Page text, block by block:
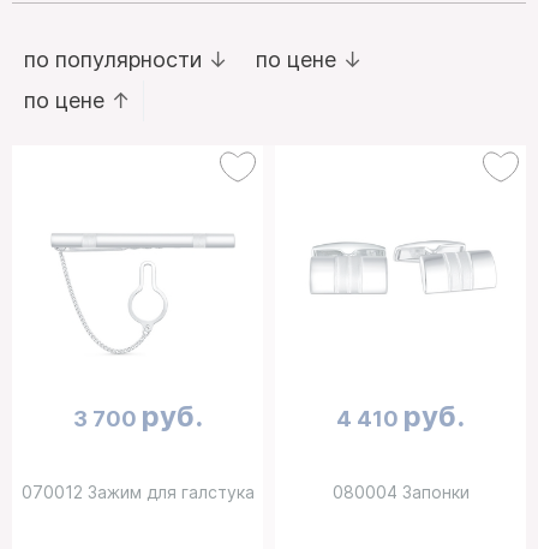
по популярности
по цене
по цене
3 700 руб.
070012 Зажим для галстука
4 410 руб.
080004 Запонки